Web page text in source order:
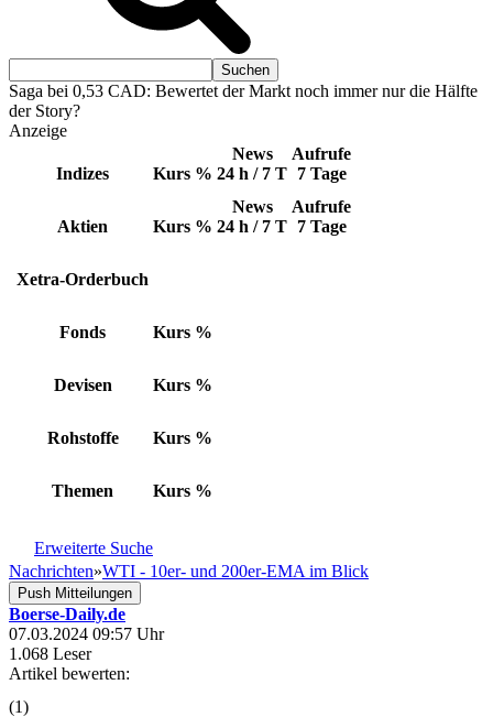
Saga bei 0,53 CAD: Bewertet der Markt noch immer nur die Hälfte
der Story?
Anzeige
Indizes Kurs %
News
24 h / 7 T
Aufrufe
7 Tage
Aktien Kurs %
News
24 h / 7 T
Aufrufe
7 Tage
Xetra-Orderbuch
Fonds Kurs %
Devisen Kurs %
Rohstoffe Kurs %
Themen Kurs %
Erweiterte Suche
Nachrichten»WTI - 10er- und 200er-EMA im Blick
Push Mitteilungen
Boerse-Daily.de
07.03.2024 09:57 Uhr
1.068 Leser
Artikel bewerten:
(1)